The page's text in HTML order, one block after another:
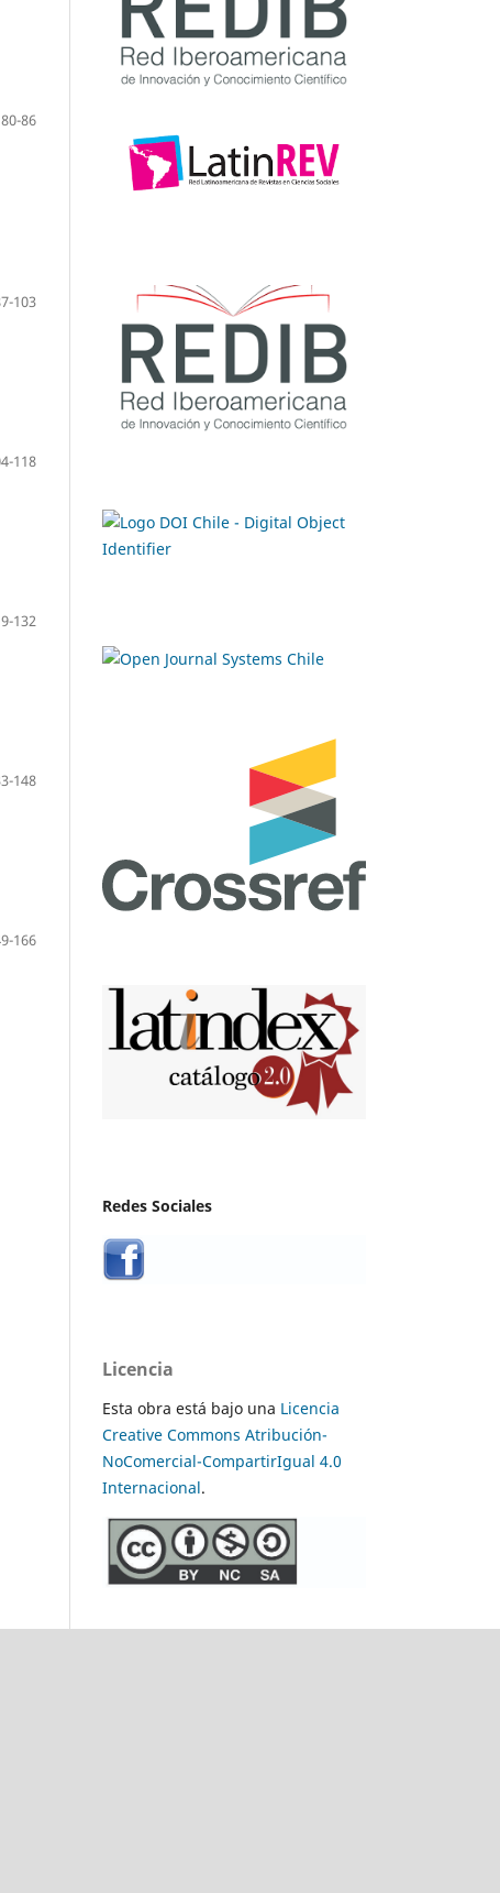
80-86
103
118
132
148
166
Redes Sociales
Licencia
Esta obra está bajo una Licencia
Creative Commons Atribución-
NoComercial-CompartirIgual 4.0
Internacional.